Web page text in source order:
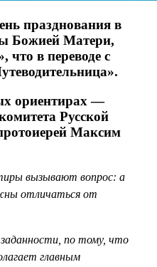
празднования в
Божией Матери,
что в переводе с
ориентирах —
Русской
Максим
вызывают вопрос: а
отличаться от
по тому, что
главным